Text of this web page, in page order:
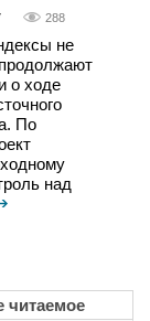
288
не
о ходе
По
над
читаемое